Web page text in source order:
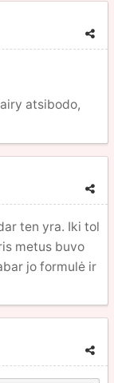
atsibodo,
ten yra. Iki tol
metus buvo
jo formulė ir